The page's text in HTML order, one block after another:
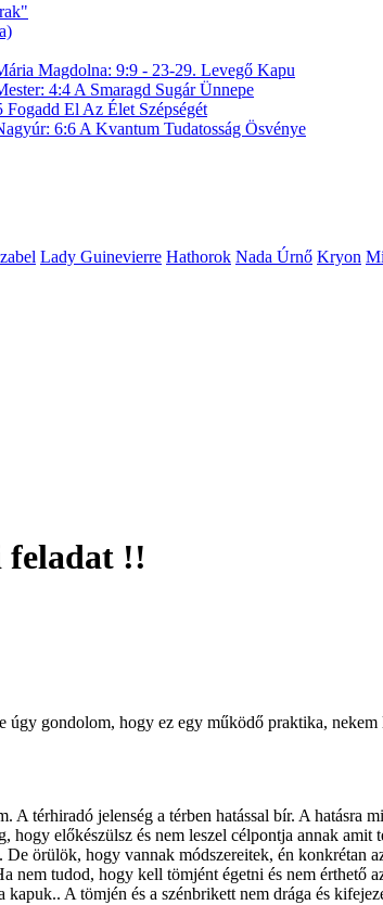
Magdolna: 9:9 - 23-29. Levegő Kapu
4:4 A Smaragd Sugár Ünnepe
El Az Élet Szépségét
6:6 A Kvantum Tudatosság Ösvénye
Lady Guinevierre Hathorok Nada Úrnő Kryon
feladat !!
úgy gondolom, hogy ez egy működő praktika,
térhiradó jelenség a térben hatással bír. A hatásra
hogy előkészülsz és nem leszel célpontja annak
örülök, hogy vannak módszereitek, én konkrétan
nem tudod, hogy kell tömjént égetni és nem
A tömjén és a szénbrikett nem drága és